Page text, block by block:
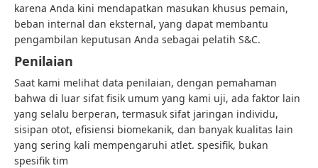
karena Anda kini mendapatkan masukan khusus pemain,
beban internal dan eksternal, yang dapat membantu
pengambilan keputusan Anda sebagai pelatih S&C.
Penilaian
Saat kami melihat data penilaian, dengan pemahaman
bahwa di luar sifat fisik umum yang kami uji, ada faktor lain
yang selalu berperan, termasuk sifat jaringan individu,
sisipan otot, efisiensi biomekanik, dan banyak kualitas lain
yang sering kali mempengaruhi atlet. spesifik, bukan
spesifik tim